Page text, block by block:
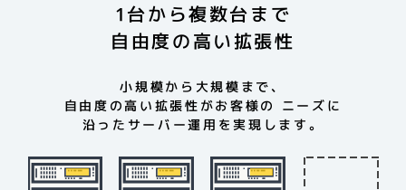
1台から複数台まで
自由度の高い拡張性
小規模から大規模まで、
自由度の高い拡張性がお客様の
ニーズに
沿ったサーバー運用を実現します。